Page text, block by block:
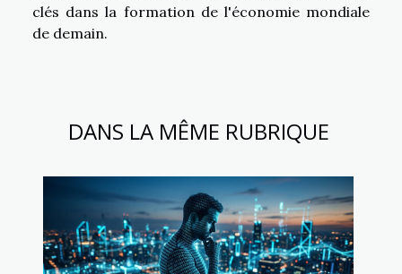
clés dans la formation de l'économie mondiale
de demain.
DANS LA MÊME RUBRIQUE